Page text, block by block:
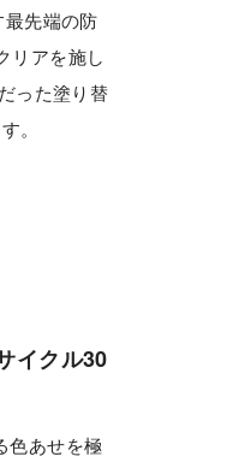
最先端の防
リアを施し
った塗り替
。
イクル30
色あせを極